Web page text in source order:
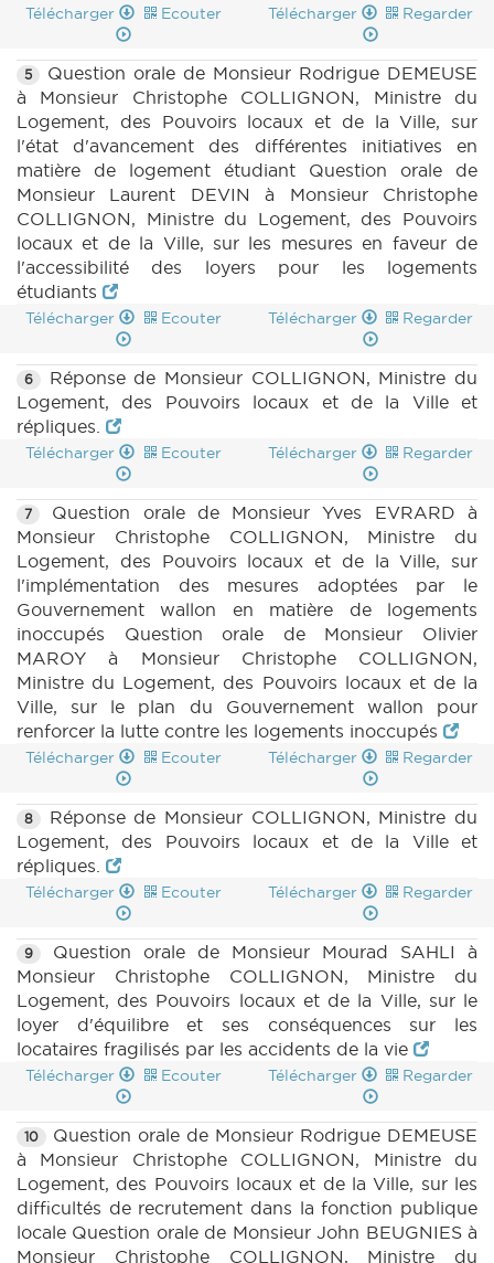
Télécharger Ecouter Télécharger Regarder
5
Question orale de Monsieur Rodrigue DEMEUSE
à Monsieur Christophe COLLIGNON, Ministre du
Logement, des Pouvoirs locaux et de la Ville, sur
l'état d'avancement des différentes initiatives en
matière de logement étudiant Question orale de
Monsieur Laurent DEVIN à Monsieur Christophe
COLLIGNON, Ministre du Logement, des Pouvoirs
locaux et de la Ville, sur les mesures en faveur de
l'accessibilité des loyers pour les logements
étudiants
Télécharger Ecouter Télécharger Regarder
6
Réponse de Monsieur COLLIGNON, Ministre du
Logement, des Pouvoirs locaux et de la Ville et
répliques.
Télécharger Ecouter Télécharger Regarder
7
Question orale de Monsieur Yves EVRARD à
Monsieur Christophe COLLIGNON, Ministre du
Logement, des Pouvoirs locaux et de la Ville, sur
l'implémentation des mesures adoptées par le
Gouvernement wallon en matière de logements
inoccupés Question orale de Monsieur Olivier
MAROY à Monsieur Christophe COLLIGNON,
Ministre du Logement, des Pouvoirs locaux et de la
Ville, sur le plan du Gouvernement wallon pour
renforcer la lutte contre les logements inoccupés
Télécharger Ecouter Télécharger Regarder
8
Réponse de Monsieur COLLIGNON, Ministre du
Logement, des Pouvoirs locaux et de la Ville et
répliques.
Télécharger Ecouter Télécharger Regarder
9
Question orale de Monsieur Mourad SAHLI à
Monsieur Christophe COLLIGNON, Ministre du
Logement, des Pouvoirs locaux et de la Ville, sur le
loyer d'équilibre et ses conséquences sur les
locataires fragilisés par les accidents de la vie
Télécharger Ecouter Télécharger Regarder
10
Question orale de Monsieur Rodrigue DEMEUSE
à Monsieur Christophe COLLIGNON, Ministre du
Logement, des Pouvoirs locaux et de la Ville, sur les
difficultés de recrutement dans la fonction publique
locale Question orale de Monsieur John BEUGNIES à
Monsieur Christophe COLLIGNON, Ministre du